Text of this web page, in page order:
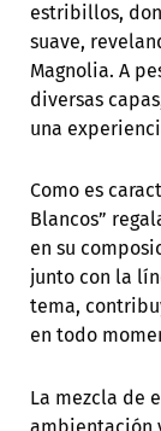
estribillos,
suave,
Magnolia. A
diversas
una
Como es
Blancos”
en su
junto con la
tema,
en todo
La mezcla de
ambientación